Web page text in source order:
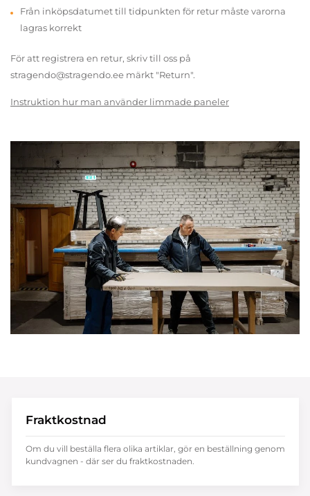
Från inköpsdatumet till tidpunkten för retur måste varorna
lagras korrekt
För att registrera en retur, skriv till oss på
stragendo@stragendo.ee märkt "Return".
Instruktion hur man använder limmade paneler
Fraktkostnad
Om du vill beställa flera olika artiklar, gör en beställning genom
kundvagnen - där ser du fraktkostnaden.